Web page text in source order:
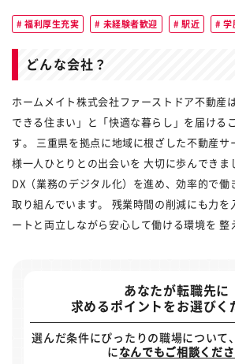
福利厚生充実 未経験者歓迎 駅近 学
どんな会社？
ホームメイト株式会社ファーストドア不動産
できる住まい」と「快適な暮らし」を届ける
す。 三重県を拠点に地域に根ざした不動産サ
様一人ひとりとの出会いを 大切に歩んできま
DX（業務のデジタル化）を進め、効率的で働
取り組んでいます。 残業時間の削減にも力を
ートと両立しながら安心して働ける環境を 整
あなたが転職先に
求めるポイントをお選びく
選んだ条件にぴったりの職場について
に なんでもご相談くだ